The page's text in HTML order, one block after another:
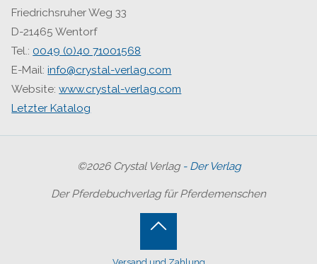
Friedrichsruher Weg 33
D-21465 Wentorf
Tel.: 0049 (0)40 71001568
E-Mail:info@crystal-verlag.com
Website:www.crystal-verlag.com
Letzter Katalog
©2026 Crystal Verlag - Der Verlag
Der Pferdebuchverlag für Pferdemenschen
Back